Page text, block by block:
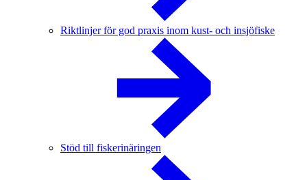
Riktlinjer för god praxis inom kust- och insjöfiske
Stöd till fiskerinäringen